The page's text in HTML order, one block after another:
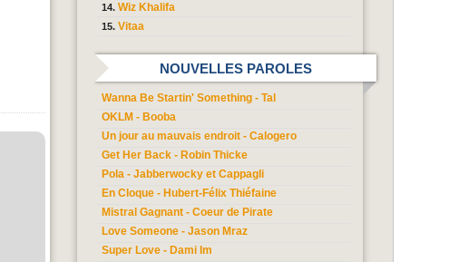
Wiz Khalifa
Vitaa
NOUVELLES PAROLES
Wanna Be Startin' Something - Tal
OKLM - Booba
Un jour au mauvais endroit - Calogero
Get Her Back - Robin Thicke
Pola - Jabberwocky et Cappagli
En Cloque - Hubert-Félix Thiéfaine
Mistral Gagnant - Coeur de Pirate
Love Someone - Jason Mraz
Super Love - Dami Im